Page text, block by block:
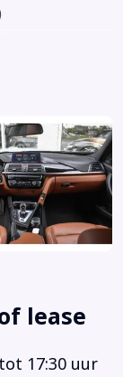
(LCa)
variabele
(430)
lease
17:30 uur